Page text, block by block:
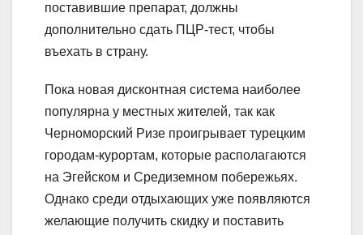
поставившие препарат, должны
дополнительно сдать ПЦР-тест, чтобы
въехать в страну.
Пока новая дисконтная система наиболее
популярна у местных жителей, так как
Черноморский Ризе проигрывает турецким
городам-курортам, которые располагаются
на Эгейском и Средиземном побережьях.
Однако среди отдыхающих уже появляются
желающие получить скидку и поставить